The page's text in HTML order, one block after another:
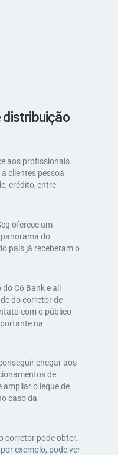
distribuição
aos profissionais
clientes pessoa
crédito, entre
oferece um
do
país já receberam o
C6 Bank e ali
do corretor de
com o público
na
chegar aos
de
o leque de
caso da
corretor pode obter.
exemplo, pode ver